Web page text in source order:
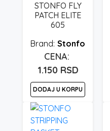
STONFO FLY
PATCH ELITE
605
Stonfo
1.150 RSD
DODAJ U KORPU